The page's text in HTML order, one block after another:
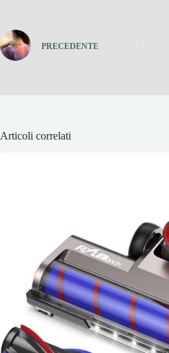
PRECEDENTE
Articoli correlati